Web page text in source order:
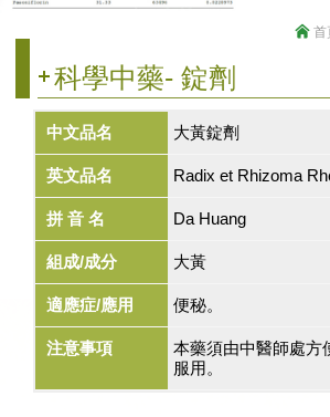
科學中藥- 錠劑
首
中文品名 大黃錠劑
英文品名 Radix et Rhizoma
拼 音 名 Da Huang
組成/成分 大黃
適應症/應用 便秘。
注意事項
本藥須由中醫師處方
服用。